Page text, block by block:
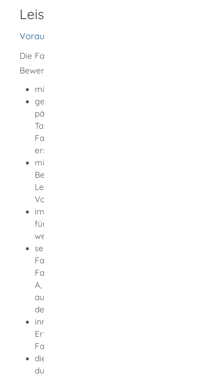
Leistungsdetails
Voraussetzungen
Die Fahrlehrerlaubnis wird erteilt, wenn die
Bewerberin oder der Bewerber
mindestens 21 Jahre alt ist,
geistig, körperlich und fachlich und
pädagogisch geeignet ist und keine
Tatsachen vorliegen, die sie/ihn für den
Fahrlehrerberuf als unzuverlässig
erscheinen lassen,
mindestens eine abgeschlossene
Berufsausbildung in einem anerkannten
Lehrberuf oder eine gleichwertige
Vorbildung besitzt,
im Besitz der Fahrerlaubnis der Klasse ist,
für die die Fahrlehrerlaubnis erteilt
werden soll,
seit mindestens drei Jahren die
Fahrerlaubnis der Klasse B und, sofern die
Fahrlehrerlaubnis zusätzlich für die Klasse
A, CE oder DE erteilt werden soll, jeweils
auch seit zwei Jahren die Fahrerlaubnis
der Klasse A2, CE oder D besitzt,
innerhalb der letzten drei Jahre vor
Erteilung der Fahrlehrerlaubnis zum
Fahrlehrer ausgebildet wurde,
die fachliche und pädagogische Eignung
durch erfolgreiches Bestehen der